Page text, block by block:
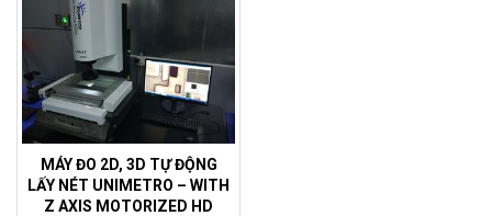
MÁY ĐO 2D, 3D TỰ ĐỘNG
LẤY NÉT UNIMETRO – WITH
Z AXIS MOTORIZED HD